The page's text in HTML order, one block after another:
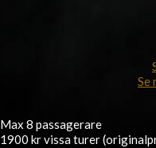
Se
Max 8 passagerare
1900 kr vissa turer